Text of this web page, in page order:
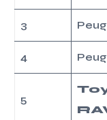
3
4
5